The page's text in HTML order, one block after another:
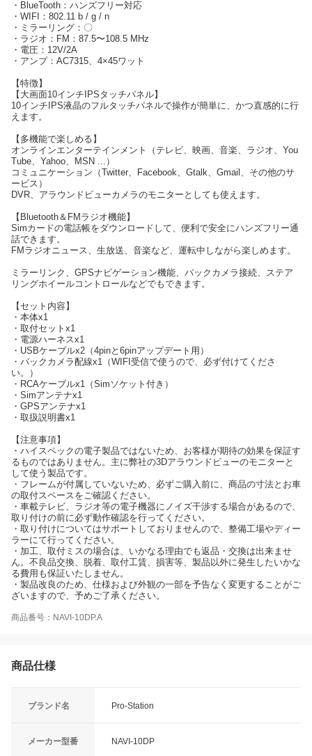
・BlueTooth：ハンズフリー対応
・WIFI：802.11 b / g / n
・ミラーリング：〇
・ラジオ：FM：87.5〜108.5 MHz
・電圧：12V/2A
・アンプ：AC7315、4×45ワット
【特徴】
【大画面10インチIPSタッチパネル】
10インチIPS液晶のフルタッチパネルで操作が簡単に、かつ直感的に行
えます。
【多機能で楽しめる】
オンラインエンターテインメント（テレビ、映画、音楽、ラジオ、You
Tube、Yahoo、MSN ...）
コミュニケーション（Twitter、Facebook、Gtalk、Gmail、その他のサ
ービス）
DVR、アラウンドビューカメラのモニターとしても使えます。
【Bluetooth＆FMラジオ機能】
Simカードの電話帳をダウンロードして、便利で安全にハンズフリー通
話できます。
FMラジオニュース、生放送、音楽など、運転中しながら楽しめます。
ミラーリンク、GPSナビゲーション機能、バックカメラ接続、ステア
リングホイールコントロールなどでもできます。
【セット内容】
・本体x1
・取付セットx1
・電源ハーネスx1
・USBケーブルx2（4pinと6pinアップデート用）
・バックカメラ配線x1（WIFI受信で使うので、必ず付けてくださ
い。）
・RCAケーブルx1（Simソケット付き）
・Simアンテナx1
・GPSアンテナx1
・取扱説明書x1
【注意事項】
・ハイスペックの電子製品ではないため、お客様が期待の効果を保証す
るものではありません。主に弊社の3Dアラウンドビューのモニターと
して使う製品です。
・フレームが付属していないため、必ずご購入前に、商品の寸法とお車
の取付スペースをご確認ください。
・車載テレビ、ラジオ等の電子機器にノイズ干渉する場合があるので、
取り付けの前に必ず動作確認を行ってください。
・取り付けについてはサポートしておりませんので、整備工場やディー
ラーにて行ってください。
・加工、取付ミスの場合は、いかなる理由でも返品・交換は出来ませ
ん。不良品交換、脱着、取付工賃、損害等、製品以外に発生したいかな
る費用も保証いたしません。
・製品改良のため、仕様および外観の一部を予告なく変更することがご
ざいますので、予めご了承ください。
商品番号：NAVI-10DP.A
商品仕様
ブランド名 Pro-Station
メーカー型番 NAVI-10DP